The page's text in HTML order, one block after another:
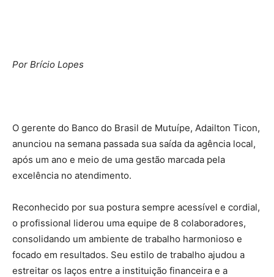
Por Brício Lopes
O gerente do Banco do Brasil de Mutuípe, Adailton Ticon,
anunciou na semana passada sua saída da agência local,
após um ano e meio de uma gestão marcada pela
excelência no atendimento.
Reconhecido por sua postura sempre acessível e cordial,
o profissional liderou uma equipe de 8 colaboradores,
consolidando um ambiente de trabalho harmonioso e
focado em resultados. Seu estilo de trabalho ajudou a
estreitar os laços entre a instituição financeira e a